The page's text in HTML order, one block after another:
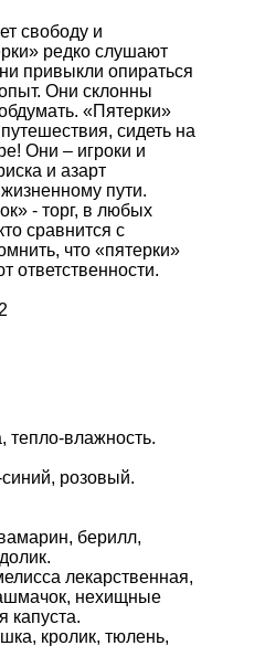
свободу и
редко слушают
привыкли опираться
Они склонны
«Пятерки»
сидеть на
Они – игроки и
и азарт
пути.
- торг, в любых
сравнится с
что «пятерки»
ответственности.
тепло-влажность.
розовый.
берилл,
лекарственная,
нехищные
капуста.
кролик, тюлень,